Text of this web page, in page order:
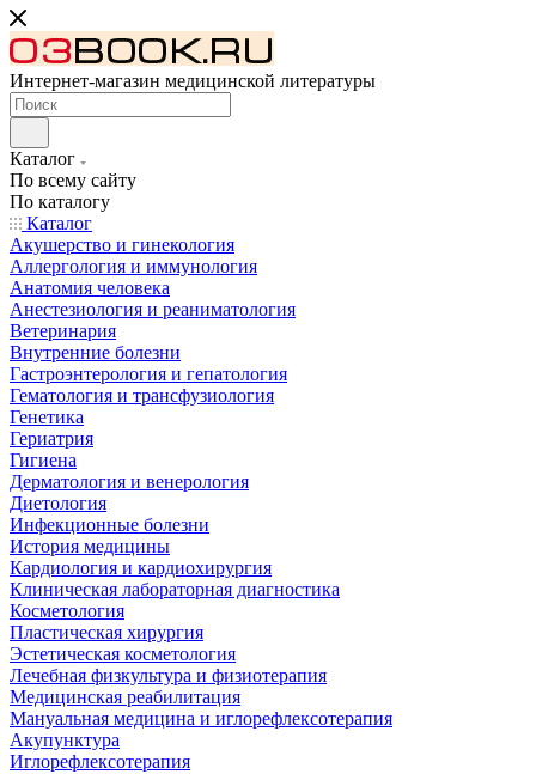
Интернет-магазин медицинской литературы
Каталог
По всему сайту
По каталогу
Каталог
Акушерство и гинекология
Аллергология и иммунология
Анатомия человека
Анестезиология и реаниматология
Ветеринария
Внутренние болезни
Гастроэнтерология и гепатология
Гематология и трансфузиология
Генетика
Гериатрия
Гигиена
Дерматология и венерология
Диетология
Инфекционные болезни
История медицины
Кардиология и кардиохирургия
Клиническая лабораторная диагностика
Косметология
Пластическая хирургия
Эстетическая косметология
Лечебная физкультура и физиотерапия
Медицинская реабилитация
Мануальная медицина и иглорефлексотерапия
Акупунктура
Иглорефлексотерапия